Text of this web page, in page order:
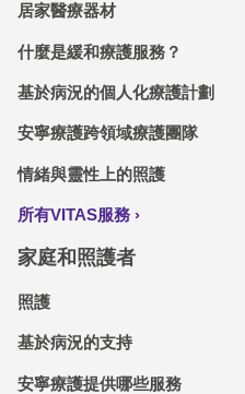
居家醫療器材
什麼是緩和療護服務？
基於病況的個人化療護計劃
安寧療護跨領域療護團隊
情緒與靈性上的照護
所有VITAS服務
家庭和照護者
照護
基於病況的支持
安寧療護提供哪些服務